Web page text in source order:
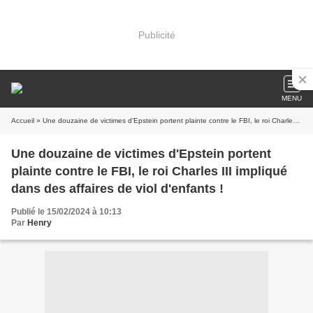
Publicité
MENU
Accueil » Une douzaine de victimes d'Epstein portent plainte contre le FBI, le roi Charles III impliqué dans des affaires de viol d'enfants !
Une douzaine de victimes d'Epstein portent
plainte contre le FBI, le roi Charles III impliqué
dans des affaires de viol d'enfants !
Publié le 15/02/2024 à 10:13
Par Henry